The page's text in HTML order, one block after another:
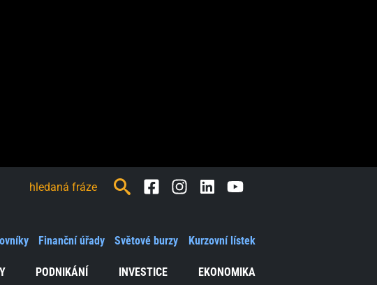
PODNIKÁNÍ INVESTICE EKONOMIKA
Finanční úřady Světové burzy Kurzovní lístek
FacebookInstagramLinkedInYoutube